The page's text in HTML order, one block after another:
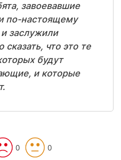
завоевавшие
по-настоящему
заслужили
что это те
будут
и которые
0 0